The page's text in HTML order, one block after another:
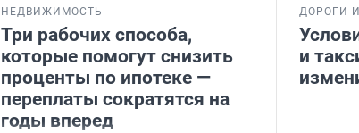
НЕДВИЖИМОСТЬ
Три рабочих способа,
которые помогут снизить
проценты по ипотеке —
переплаты сократятся на
годы вперед
ДОРОГИ
и